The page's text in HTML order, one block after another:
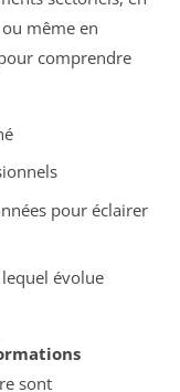
même en
comprendre
pour éclairer
évolue
sont